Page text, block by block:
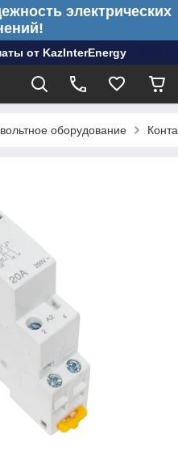
электрических
от KazInterEnergy
оборудование